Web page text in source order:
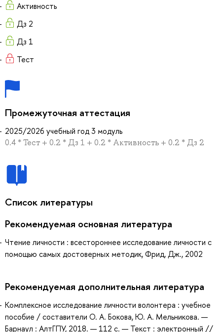
Активность
Дз 2
Дз 1
Тест
Промежуточная аттестация
2025/2026 учебный год 3 модуль
0.4 * Тест + 0.2 * Дз 1 + 0.2 * Активность + 0.2 * Дз 2
Список литературы
Рекомендуемая основная литература
Чтение личности : всестороннее исследование личности с
помощью самых достоверных методик, Фрид, Дж., 2002
Рекомендуемая дополнительная литература
Комплексное исследование личности волонтера : учебное
пособие / составители О. А. Бокова, Ю. А. Мельникова. —
Барнаул : АлтГПУ, 2018. — 112 с. — Текст : электронный //